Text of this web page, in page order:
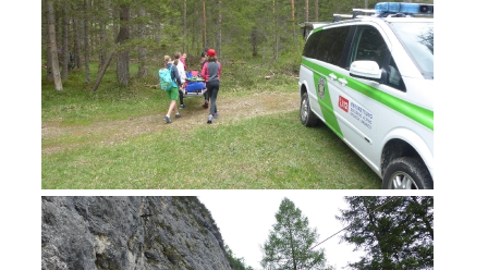
Jahresberichte
DEVENIR MEMBRE